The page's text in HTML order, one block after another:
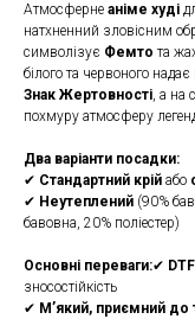
Атмосферне аніме худі
натхненний зловісним
символізує Фемто та
білого та червоного
Знак Жертовності, а на
похмуру атмосферу
Два варіанти посадки:
✔ Стандартний крій або
✔ Неутеплений (90%
бавовна, 20% поліестер)
Основні переваги:✔
зносостійкість
✔ М’який, приємний до